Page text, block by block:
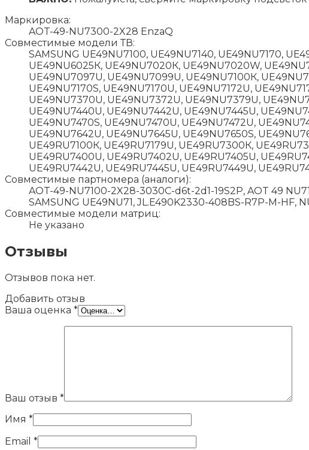
Маркировка:
AOT-49-NU7300-2X28 EnzaQ
Совместимые модели ТВ:
SAMSUNG UE49NU7100, UE49NU7140, UE49NU7170,
UЕ49NU6025К, UЕ49NU7020К, UЕ49NU7020W,
UЕ49NU7097U, UЕ49NU7099U, UЕ49NU7100К,
UЕ49NU7170S, UЕ49NU7170U, UЕ49NU7172U,
UЕ49NU7370U, UЕ49NU7372U, UЕ49NU7379U,
UЕ49NU7440U, UЕ49NU7442U, UЕ49NU7445U,
UЕ49NU7470S, UЕ49NU7470U, UЕ49NU7472U,
UЕ49NU7642U, UЕ49NU7645U, UЕ49NU7650S,
UЕ49RU7100К, UЕ49RU7179U, UЕ49RU7300К,
UЕ49RU7400U, UЕ49RU7402U, UЕ49RU7405U,
UЕ49RU7442U, UЕ49RU7445U, UЕ49RU7449U,
Совместимые партномера (аналоги):
AOT-49-NU7100-2X28-3030C-d6t-2d1-19S2P, AOT 49
SAMSUNG UE49NU71, JL.E490K2330-408BS-R7P-M-HF,
Совместимые модели матриц:
Не указано
Отзывы
Отзывов пока нет.
Добавить отзыв
Ваша оценка *
Ваш отзыв *
Имя *
Email *